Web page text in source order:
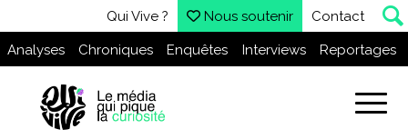
Qui Vive ? Nous soutenir Contact
Analyses Chroniques Enquêtes Interviews Reportages